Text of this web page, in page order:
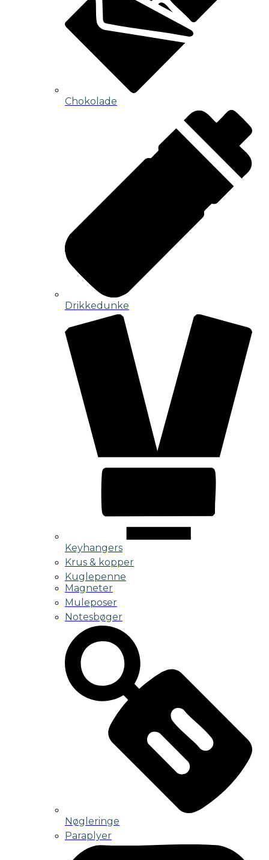
Chokolade
Drikkedunke
Keyhangers
Krus & kopper
Kuglepenne
Magneter
Muleposer
Notesbøger
Nøgleringe
Paraplyer